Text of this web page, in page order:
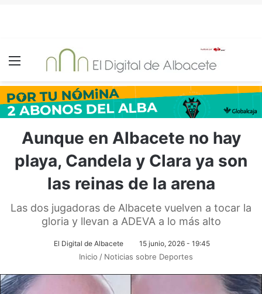
Menú
Aunque en Albacete no hay
playa, Candela y Clara ya son
las reinas de la arena
Las dos jugadoras de Albacete vuelven a tocar la
gloria y llevan a ADEVA a lo más alto
El Digital de Albacete 15 junio, 2026 - 19:45
Inicio / Noticias sobre Deportes